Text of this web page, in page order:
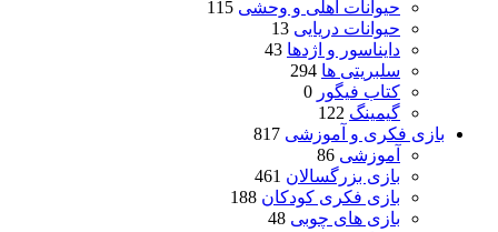
حیوانات اهلی و وحشی 115
حیوانات دریایی 13
دایناسور و اژدها 43
سلبریتی ها 294
کتاب فیگور 0
گیمینگ 122
بازی فکری و آموزشی 817
آموزشی 86
بازی بزرگسالان 461
بازی فکری کودکان 188
بازی های چوبی 48